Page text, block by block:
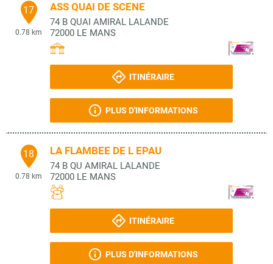
17
0.78 km
ASS QUAI DE SCENE
74 B QUAI AMIRAL LALANDE
72000 LE MANS
ITINÉRAIRE
PLUS D'INFORMATIONS
18
0.78 km
LA FLAMBEE DE L EPAU
74 B QU AMIRAL LALANDE
72000 LE MANS
ITINÉRAIRE
PLUS D'INFORMATIONS